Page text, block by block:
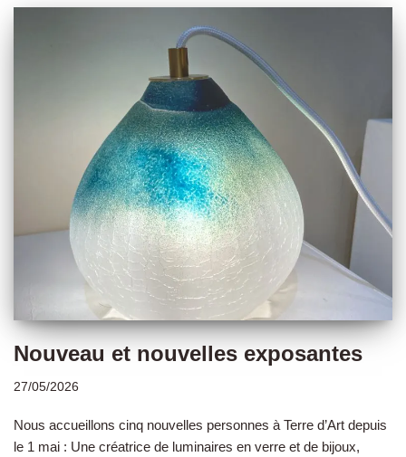
Nouveau et nouvelles exposantes
27/05/2026
Nous accueillons cinq nouvelles personnes à Terre d’Art depuis
le 1 mai : Une créatrice de luminaires en verre et de bijoux,